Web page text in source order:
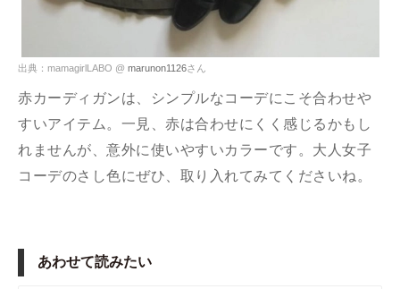
出典：mamagirlLABO @ marunon1126さん
赤カーディガンは、シンプルなコーデにこそ合わせや
すいアイテム。一見、赤は合わせにくく感じるかもし
れませんが、意外に使いやすいカラーです。大人女子
コーデのさし色にぜひ、取り入れてみてくださいね。
あわせて読みたい